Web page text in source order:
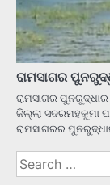
ରାମସାଗର
ରାମସାଗର
ଜିଲ୍ଲା ସଦରମହକୁମା
ରାମସାଗରର
Search
for: